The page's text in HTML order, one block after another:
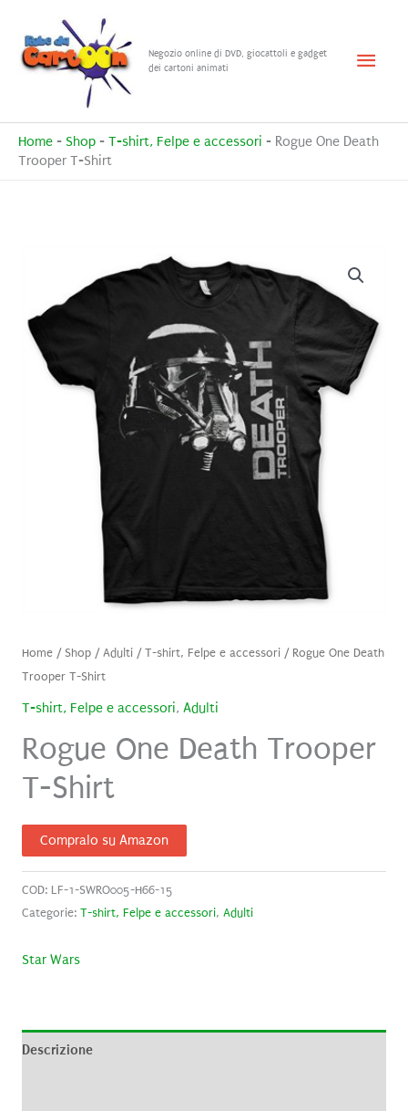
contenuto
Negozio online di DVD, giocattoli e gadget
dei cartoni animati
Menu
Home - Shop - T-shirt, Felpe e accessori - Rogue One Death
Trooper T-Shirt
Home/ Shop/Adulti/T-shirt, Felpe e accessori/ Rogue One Death
Trooper T-Shirt
T-shirt, Felpe e accessori, Adulti
Rogue One Death Trooper
T-Shirt
Compralo su Amazon
COD: LF-1-SWRO005-H66-15
Categorie: T-shirt, Felpe e accessori, Adulti
Star Wars
Descrizione